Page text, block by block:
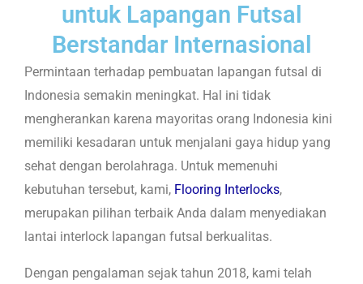
untuk Lapangan Futsal
Berstandar Internasional
Permintaan terhadap pembuatan lapangan futsal di
Indonesia semakin meningkat. Hal ini tidak
mengherankan karena mayoritas orang Indonesia kini
memiliki kesadaran untuk menjalani gaya hidup yang
sehat dengan berolahraga. Untuk memenuhi
kebutuhan tersebut, kami, Flooring Interlocks,
merupakan pilihan terbaik Anda dalam menyediakan
lantai interlock lapangan futsal berkualitas.
Dengan pengalaman sejak tahun 2018, kami telah